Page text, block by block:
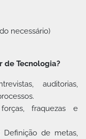
necessário)
de Tecnologia?
auditorias,
fraquezas e
Definição de metas,